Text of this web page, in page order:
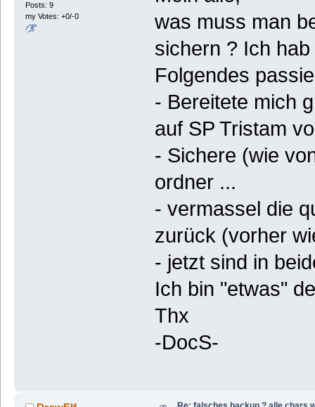
Posts: 9
my Votes: +0/-0
was muss man
sichern ? Ich
Folgendes
- Bereitete mich
auf SP Tristam
- Sichere (wie
ordner ...
- vermassel die
zurück (vorher
- jetzt sind in
Ich bin "etwas"
Thx
-DocS-